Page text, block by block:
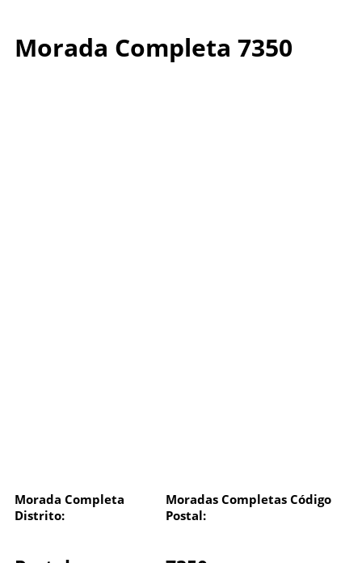
Morada Completa 7350
Morada Completa
Distrito:
Moradas Completas Código
Postal: